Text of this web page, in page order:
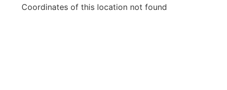
Coordinates of this location not found